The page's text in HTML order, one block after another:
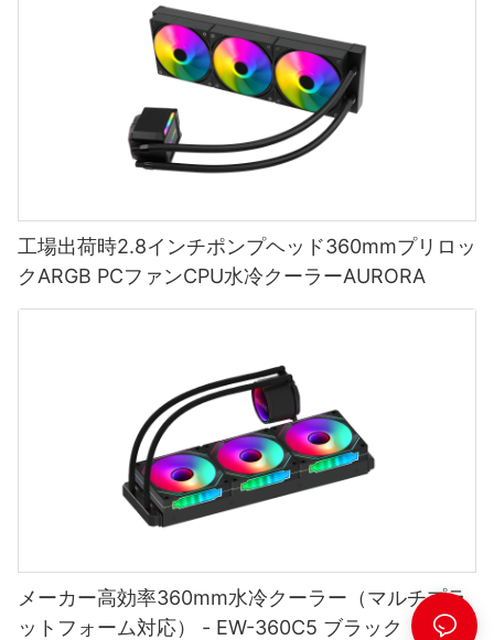
工場出荷時2.8インチポンプヘッド360mmプリロッ
クARGB PCファンCPU水冷クーラーAURORA
メーカー高効率360mm水冷クーラー（マルチプラ
ットフォーム対応） - EW-360C5 ブラック